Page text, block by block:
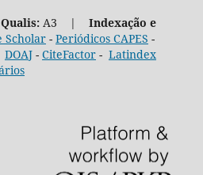
Qualis:A3 | Indexação e
Scholar- Periódicos CAPES -
DOAJ- CiteFactor- Latindex